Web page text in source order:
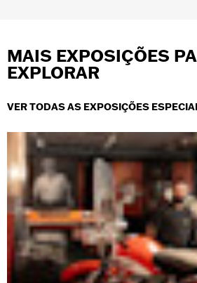
MAIS EXPOSIÇÕES
EXPLORAR
VER TODAS AS EXPOSIÇÕES